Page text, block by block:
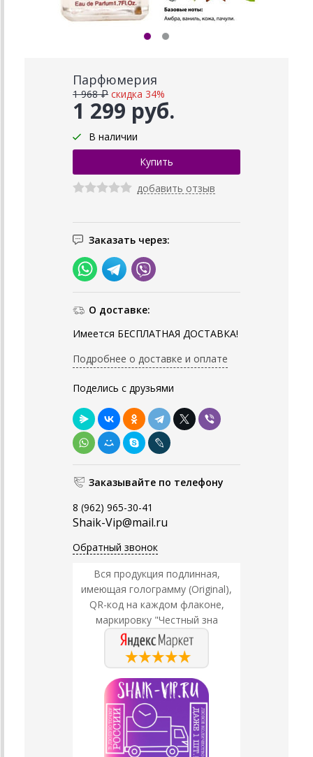
Парфюмерия
1 299 руб.
1 968 ₽ скидка 34%
В наличии
добавить отзыв
Заказать через:
О доставке:
Имеется БЕСПЛАТНАЯ ДОСТАВКА!
Подробнее о доставке и оплате
Поделись с друзьями
Заказывайте по телефону
8 (962) 965-30-41
Shaik-Vip@mail.ru
Обратный звонок
Вся продукция подлинная,
имеющая голограмму (Original),
QR-код на каждом флаконе,
маркировку "Честный зна